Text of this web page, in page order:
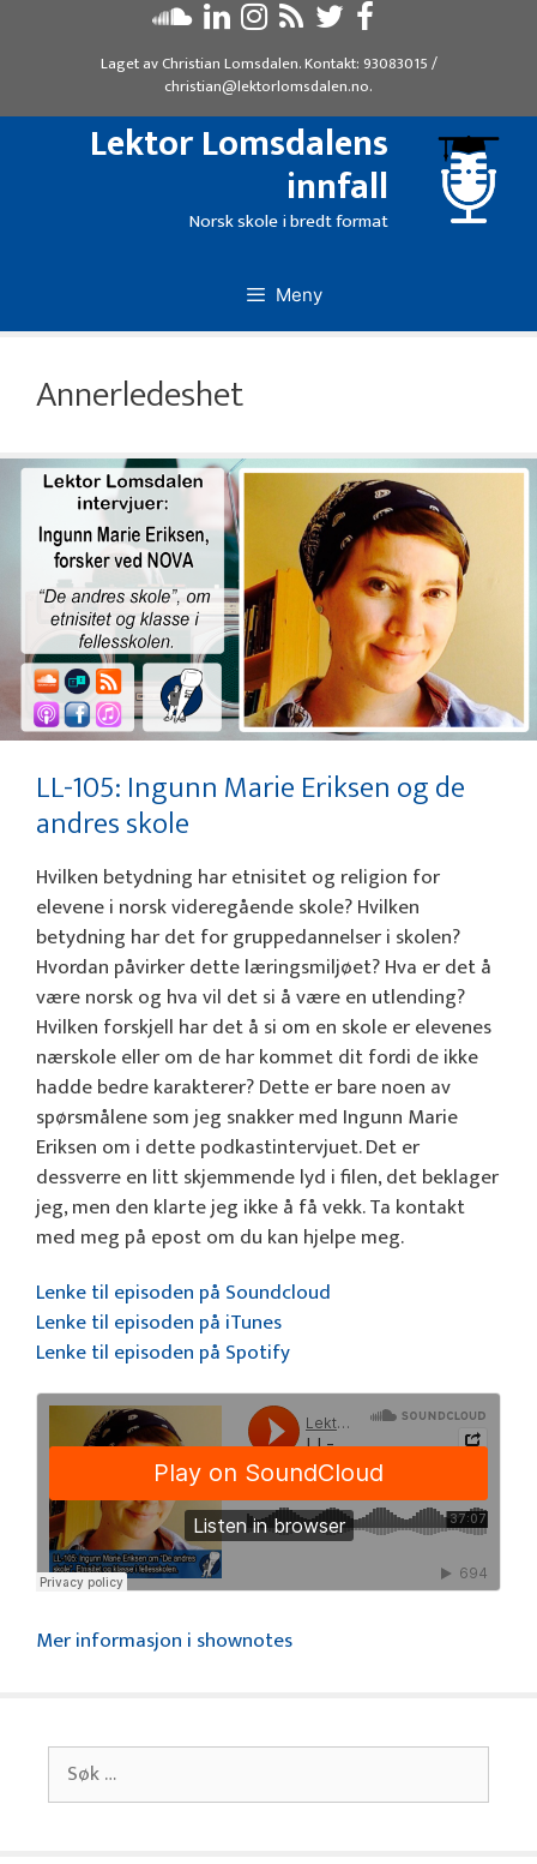
Laget avChristian Lomsdalen. Kontakt: 93083015/
christian@lektorlomsdalen.no.
Lektor Lomsdalens
innfall
Norsk skole i bredt format
Meny
Annerledeshet
LL-105: Ingunn Marie Eriksen og de
andres skole
Hvilken betydning har etnisitet og religion for
elevene i norsk videregående skole? Hvilken
betydning har det for gruppedannelser i skolen?
Hvordan påvirker dette læringsmiljøet? Hva er det å
være norsk og hva vil det si å være en utlending?
Hvilken forskjell har det å si om en skole er elevenes
nærskole eller om de har kommet dit fordi de ikke
hadde bedre karakterer? Dette er bare noen av
spørsmålene som jeg snakker med Ingunn Marie
Eriksen om i dette podkastintervjuet. Det er
dessverre en litt skjemmende lyd i filen, det beklager
jeg, men den klarte jeg ikke å få vekk. Ta kontakt
med meg på epost om du kan hjelpe meg.
Lenke til episoden på Soundcloud
Lenke til episoden på iTunes
Lenke til episoden på Spotify
Mer informasjon i shownotes
Søk
etter: